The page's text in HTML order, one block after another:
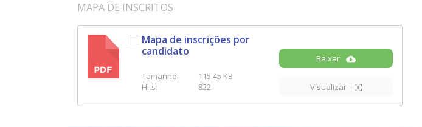
MAPA DE INSCRITOS
Mapa de inscrições por
candidato
Tamanho:
115.45 KB
Hits:
822
Baixar
Visualizar